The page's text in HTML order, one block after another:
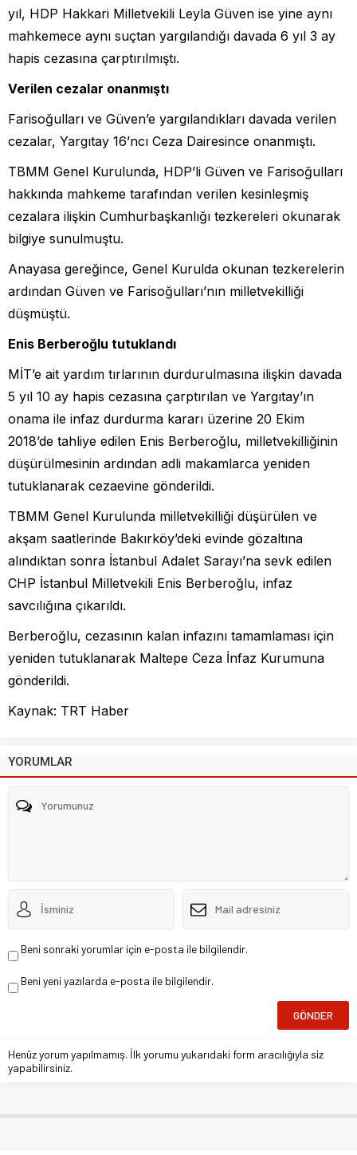
yıl, HDP Hakkari Milletvekili Leyla Güven ise yine aynı
mahkemece aynı suçtan yargılandığı davada 6 yıl 3 ay
hapis cezasına çarptırılmıştı.
Verilen cezalar onanmıştı
Farisoğulları ve Güven’e yargılandıkları davada verilen
cezalar, Yargıtay 16’ncı Ceza Dairesince onanmıştı.
TBMM Genel Kurulunda, HDP’li Güven ve Farisoğulları
hakkında mahkeme tarafından verilen kesinleşmiş
cezalara ilişkin Cumhurbaşkanlığı tezkereleri okunarak
bilgiye sunulmuştu.
Anayasa gereğince, Genel Kurulda okunan tezkerelerin
ardından Güven ve Farisoğulları’nın milletvekilliği
düşmüştü.
Enis Berberoğlu tutuklandı
MİT’e ait yardım tırlarının durdurulmasına ilişkin davada
5 yıl 10 ay hapis cezasına çarptırılan ve Yargıtay’ın
onama ile infaz durdurma kararı üzerine 20 Ekim
2018’de tahliye edilen Enis Berberoğlu, milletvekilliğinin
düşürülmesinin ardından adli makamlarca yeniden
tutuklanarak cezaevine gönderildi.
TBMM Genel Kurulunda milletvekilliği düşürülen ve
akşam saatlerinde Bakırköy’deki evinde gözaltına
alındıktan sonra İstanbul Adalet Sarayı’na sevk edilen
CHP İstanbul Milletvekili Enis Berberoğlu, infaz
savcılığına çıkarıldı.
Berberoğlu, cezasının kalan infazını tamamlaması için
yeniden tutuklanarak Maltepe Ceza İnfaz Kurumuna
gönderildi.
Kaynak: TRT Haber
YORUMLAR
Beni sonraki yorumlar için e-posta ile bilgilendir.
Beni yeni yazılarda e-posta ile bilgilendir.
Henüz yorum yapılmamış. İlk yorumu yukarıdaki form aracılığıyla siz
yapabilirsiniz.